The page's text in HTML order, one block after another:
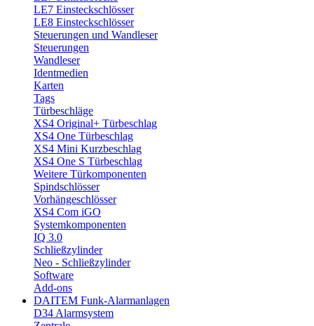
LE7 Einsteckschlösser
LE8 Einsteckschlösser
Steuerungen und Wandleser
Steuerungen
Wandleser
Identmedien
Karten
Tags
Türbeschläge
XS4 Original+ Türbeschlag
XS4 One Türbeschlag
XS4 Mini Kurzbeschlag
XS4 One S Türbeschlag
Weitere Türkomponenten
Spindschlösser
Vorhängeschlösser
XS4 Com iGO
Systemkomponenten
IQ 3.0
Schließzylinder
Neo - Schließzylinder
Software
Add-ons
DAITEM Funk-Alarmanlagen
D34 Alarmsystem